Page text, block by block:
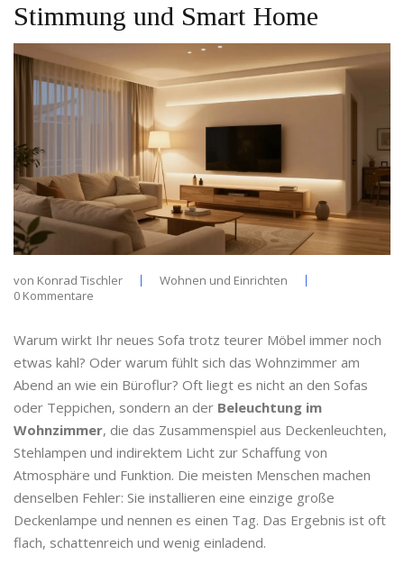
Stimmung und Smart Home
von Konrad Tischler
Wohnen und Einrichten
0 Kommentare
Warum wirkt Ihr neues Sofa trotz teurer Möbel immer noch
etwas kahl? Oder warum fühlt sich das Wohnzimmer am
Abend an wie ein Büroflur? Oft liegt es nicht an den Sofas
oder Teppichen, sondern an der Beleuchtung im
Wohnzimmer, die das Zusammenspiel aus Deckenleuchten,
Stehlampen und indirektem Licht zur Schaffung von
Atmosphäre und Funktion. Die meisten Menschen machen
denselben Fehler: Sie installieren eine einzige große
Deckenlampe und nennen es einen Tag. Das Ergebnis ist oft
flach, schattenreich und wenig einladend.